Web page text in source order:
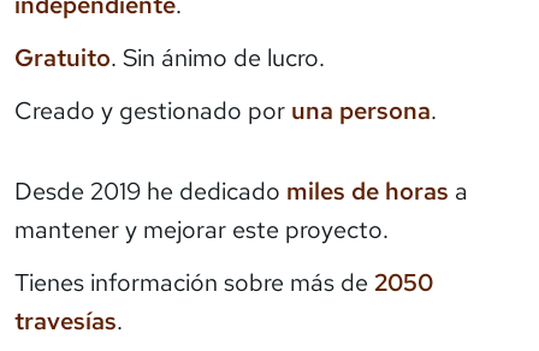
Gratuito. Sin ánimo de lucro.
Creado y gestionado por una persona.
Desde 2019 he dedicado miles de horas a
mantener y mejorar este proyecto.
Tienes información sobre más de 2050
travesías.